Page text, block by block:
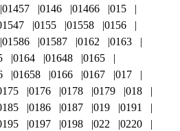
01457 0146 01466
015
0155 01558
0156
01586 01587 0162
0163
0164 01648
0165
01658 0166 0167
017
0176 0178 0179
018
0186 0187 019
0191
0197 0198 022
0220